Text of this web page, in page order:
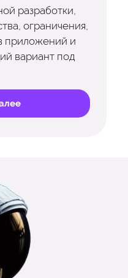
разработки,
ограничения,
приложений и
вариант под